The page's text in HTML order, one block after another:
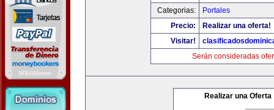
Categorias:
Portales
Precio:
Realizar una oferta!
Visitar!
Serán consideradas
Realizar una Oferta